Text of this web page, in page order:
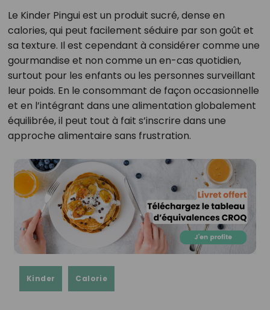
Le Kinder Pingui est un produit sucré, dense en
calories, qui peut facilement séduire par son goût et
sa texture. Il est cependant à considérer comme une
gourmandise et non comme un en-cas quotidien,
surtout pour les enfants ou les personnes surveillant
leur poids. En le consommant de façon occasionnelle
et en l’intégrant dans une alimentation globalement
équilibrée, il peut tout à fait s’inscrire dans une
approche alimentaire sans frustration.
Kinder Calorie